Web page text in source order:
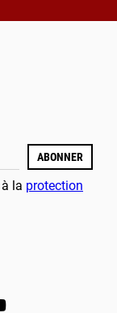
ABONNER
la protection